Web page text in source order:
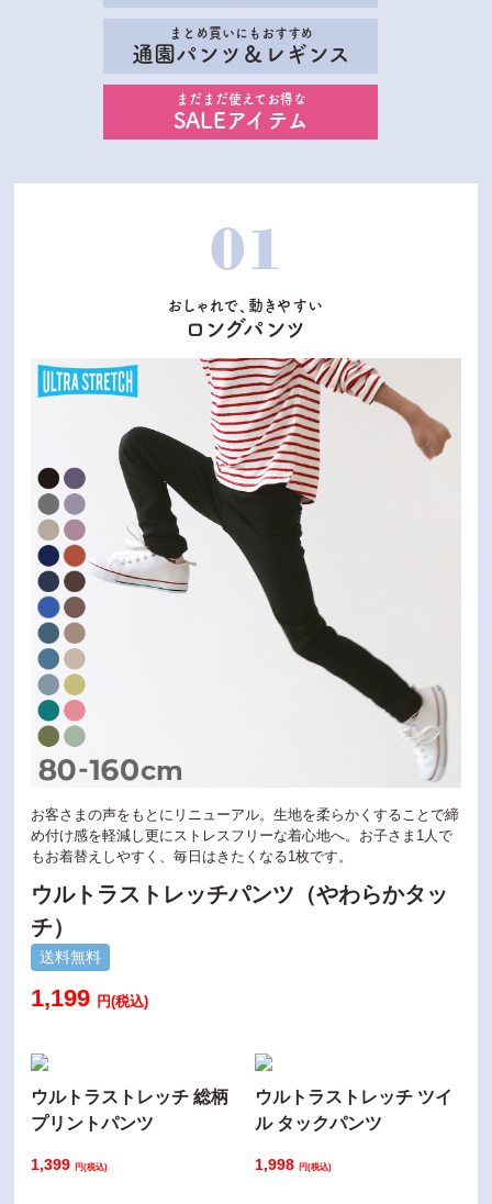
まとめ買いにもおすすめ
通園パンツ＆レギンス
まだまだ使えてお得な
SALEアイテム
01
おしゃれで、動きやすい
ロングパンツ
お客さまの声をもとにリニューアル。生地を柔らかくすることで締
め付け感を軽減し更にストレスフリーな着心地へ。お子さま1人で
もお着替えしやすく、毎日はきたくなる1枚です。
ウルトラストレッチパンツ（やわらかタッ
チ）
送料無料
1,199 円(税込)
ウルトラストレッチ 総柄
プリントパンツ
1,399円(税込)
ウルトラストレッチ ツイ
ル タックパンツ
1,998 円(税込)